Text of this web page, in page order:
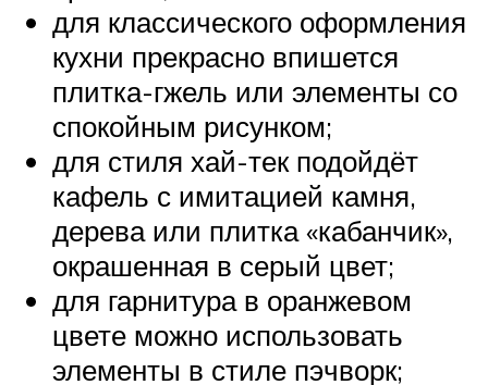
для классического оформления
кухни прекрасно впишется
плитка-гжель или элементы со
спокойным рисунком;
для стиля хай-тек подойдёт
кафель с имитацией камня,
дерева или плитка «кабанчик»,
окрашенная в серый цвет;
для гарнитура в оранжевом
цвете можно использовать
элементы в стиле пэчворк;